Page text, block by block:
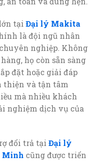
tại Đại lý Makita
là đội ngũ nhân
nghiệp. Không
họ còn sẵn sàng
đặt hoặc giải đáp
thiện và tận tâm
mà nhiều khách
nghiệm dịch vụ của
đổi trả tại Đại lý
Minh cũng được triển